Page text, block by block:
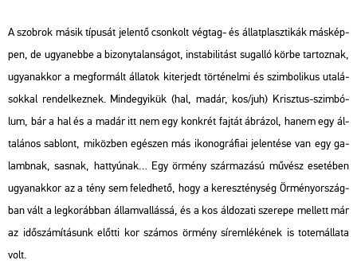
A szob­rok másik tí­pu­sát je­len­tő cson­kolt vég­tag- és ál­lat­plasz­ti­kák más­kép­
pen, de ugyan­eb­be a bi­zony­ta­lan­sá­got, in­sta­bi­li­tást su­gal­ló körbe tar­toz­nak,
ugyan­ak­kor a meg­for­mált ál­la­tok ki­ter­jedt tör­té­nel­mi és szim­bo­li­kus uta­lá­
sok­kal ren­del­kez­nek. Mind­egyi­kük (hal, madár, kos/juh) Krisz­tus-szim­bó­
lum, bár a hal és a madár itt nem egy konk­rét faj­tát áb­rá­zol, hanem egy ál­
ta­lá­nos sab­lont, mi­köz­ben egé­szen más iko­nog­rá­fi­ai je­len­té­se van egy ga­
lamb­nak, sas­nak, hattyú­nak… Egy ör­mény szár­ma­zá­sú mű­vész ese­té­ben
ugyan­ak­kor az a tény sem fe­led­he­tő, hogy a ke­resz­tény­ség Ör­mény­or­szág­
ban vált a leg­ko­ráb­ban ál­lam­val­lás­sá, és a kos ál­do­za­ti sze­re­pe mel­lett már
az idő­szá­mí­tá­sunk előt­ti kor szá­mos ör­mény sír­em­lé­ké­nek is to­tem­ál­la­ta
volt.